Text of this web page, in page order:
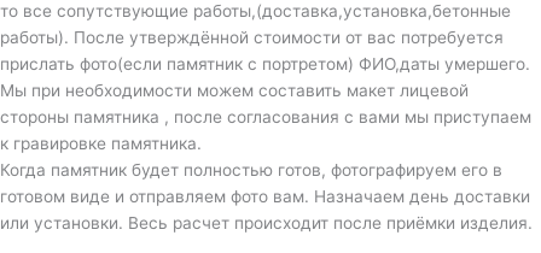
то все сопутствующие работы,(доставка,установка,бетонные
работы). После утверждённой стоимости от вас потребуется
прислать фото(если памятник с портретом) ФИО,даты умершего.
Мы при необходимости можем составить макет лицевой
стороны памятника , после согласования с вами мы приступаем
к гравировке памятника.
Когда памятник будет полностью готов, фотографируем его в
готовом виде и отправляем фото вам. Назначаем день доставки
или установки. Весь расчет происходит после приёмки изделия.